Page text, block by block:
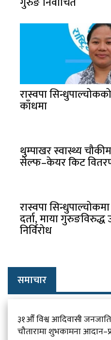
रास्वपा
काँधमा
थुम्पाखर स्वास्थ्य
सेल्फ–केयर किट
रास्वपा
दर्ता, माया
निर्विरोध
समाचार
३१औँ विश्व आदिवासी
चौतारामा शुभकामना